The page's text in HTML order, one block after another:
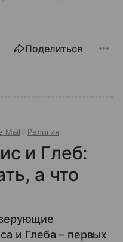
Поделиться
Mail Религия
и Глеб:
а что
и Глеба – первых